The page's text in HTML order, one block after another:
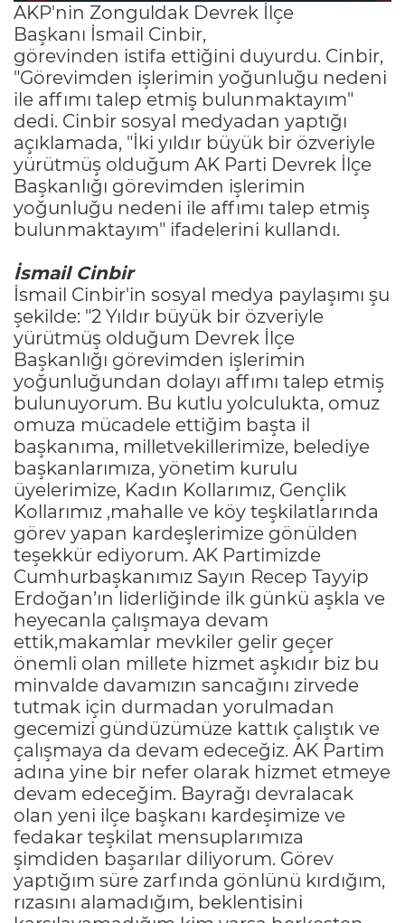
AKP'nin Zonguldak Devrek İlçe
Başkanı İsmail Cinbir,
görevinden istifa ettiğini duyurdu. Cinbir,
"Görevimden işlerimin yoğunluğu nedeni
ile affımı talep etmiş bulunmaktayım"
dedi. Cinbir sosyal medyadan yaptığı
açıklamada, "İki yıldır büyük bir özveriyle
yürütmüş olduğum AK Parti Devrek İlçe
Başkanlığı görevimden işlerimin
yoğunluğu nedeni ile affımı talep etmiş
bulunmaktayım" ifadelerini kullandı.
İsmail Cinbir
İsmail Cinbir'in sosyal medya paylaşımı şu
şekilde: "2 Yıldır büyük bir özveriyle
yürütmüş olduğum Devrek İlçe
Başkanlığı görevimden işlerimin
yoğunluğundan dolayı affımı talep etmiş
bulunuyorum. Bu kutlu yolculukta, omuz
omuza mücadele ettiğim başta il
başkanıma, milletvekillerimize, belediye
başkanlarımıza, yönetim kurulu
üyelerimize, Kadın Kollarımız, Gençlik
Kollarımız ,mahalle ve köy teşkilatlarında
görev yapan kardeşlerimize gönülden
teşekkür ediyorum. AK Partimizde
Cumhurbaşkanımız Sayın Recep Tayyip
Erdoğan’ın liderliğinde ilk günkü aşkla ve
heyecanla çalışmaya devam
ettik,makamlar mevkiler gelir geçer
önemli olan millete hizmet aşkıdır biz bu
minvalde davamızın sancağını zirvede
tutmak için durmadan yorulmadan
gecemizi gündüzümüze kattık çalıştık ve
çalışmaya da devam edeceğiz. AK Partim
adına yine bir nefer olarak hizmet etmeye
devam edeceğim. Bayrağı devralacak
olan yeni ilçe başkanı kardeşimize ve
fedakar teşkilat mensuplarımıza
şimdiden başarılar diliyorum. Görev
yaptığım süre zarfında gönlünü kırdığım,
rızasını alamadığım, beklentisini